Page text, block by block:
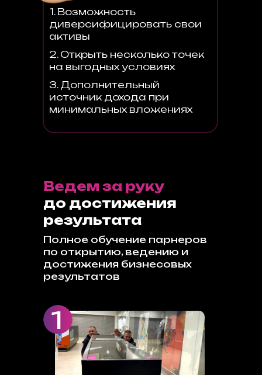
1. Возможность
диверсифицировать свои
активы
2. Открыть несколько точек
на выгодных условиях
3. Дополнительный
источник дохода при
минимальных вложениях
Полное обучение парнеров
по открытию, ведению и
достижения бизнесовых
результатов
Ведем за руку
до достижения
результата
1